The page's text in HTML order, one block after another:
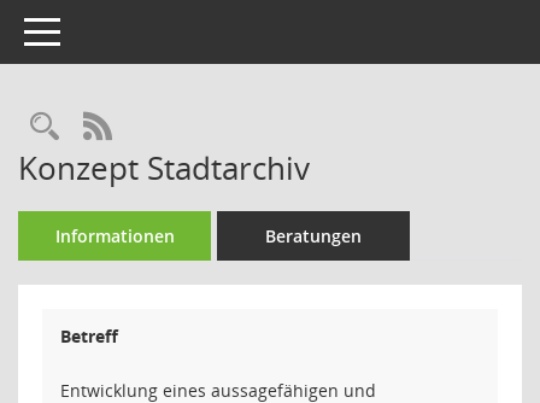
Toggle navigation
Rechercheauswahl
RSS-Feed
Konzept Stadtarchiv
Informationen Beratungen
Betreff
Entwicklung eines aussagefähigen und